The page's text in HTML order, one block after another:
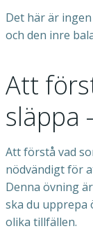
Det här är
och den inre
Att
släppa
Att förstå vad
nödvändigt för
Denna övning
ska du upprepa
olika tillfällen.